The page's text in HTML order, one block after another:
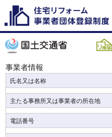
事業者情報
氏名又は名称
主たる事務所又は事業者の所在地
電話番号